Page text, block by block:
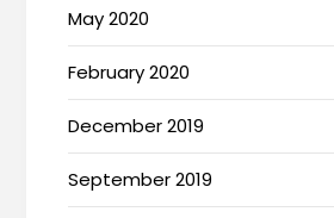
May 2020
February 2020
December 2019
September 2019